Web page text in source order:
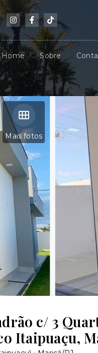
Home Sobre
Mais fotos
c/ 3
Itaipuaçu,